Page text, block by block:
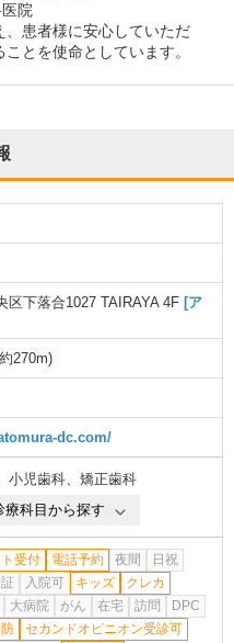
院
、患者様に安心していただ
とを使命としています。
区下落合1027 TAIRAYA 4F [ア
270m)
dc.com/
小児歯科、 矯正歯科
療科目から探す
受付 電話予約 夜間
日祝
入院可 キッズ
クレカ
大病院 がん 在宅 訪問
DPC
セカンドオピニオン受診可